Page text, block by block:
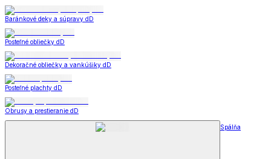
Baránkové deky a súpravy dD
Posteľné obliečky dD
Dekoračné obliečky a vankúšiky dD
Posteľné plachty dD
Obrusy a prestieranie dD
Spálňa